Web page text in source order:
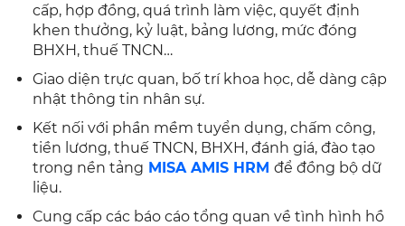
cấp, hợp đồng, quá trình làm việc, quyết định
khen thưởng, kỷ luật, bảng lương, mức đóng
BHXH, thuế TNCN…
Giao diện trực quan, bố trí khoa học, dễ dàng cập
nhật thông tin nhân sự.
Kết nối với phần mềm tuyển dụng, chấm công,
tiền lương, thuế TNCN, BHXH, đánh giá, đào tạo
trong nền tảng MISA AMIS HRM để đồng bộ dữ
liệu.
Cung cấp các báo cáo tổng quan về tình hình hồ